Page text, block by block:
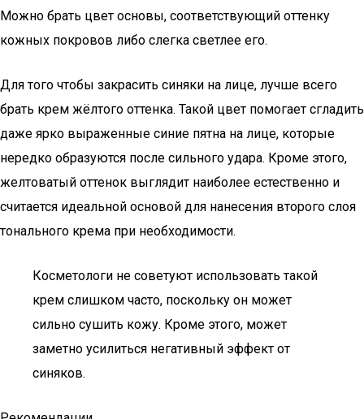
Можно брать цвет основы, соответствующий оттенку
кожных покровов либо слегка светлее его.
Для того чтобы закрасить синяки на лице, лучше всего
брать крем жёлтого оттенка. Такой цвет помогает сгладить
даже ярко выраженные синие пятна на лице, которые
нередко образуются после сильного удара. Кроме этого,
желтоватый оттенок выглядит наиболее естественно и
считается идеальной основой для нанесения второго слоя
тонального крема при необходимости.
Косметологи не советуют использовать такой
крем слишком часто, поскольку он может
сильно сушить кожу. Кроме этого, может
заметно усилиться негативный эффект от
синяков.